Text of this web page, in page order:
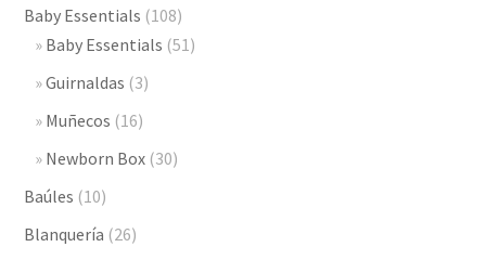
Baby Essentials (108)
Baby Essentials (51)
Guirnaldas (3)
Muñecos (16)
Newborn Box (30)
Baúles (10)
Blanquería (26)